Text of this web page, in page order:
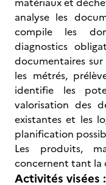
analyse les
compile les
diagnostics
documentaires
les métrés,
identifie les
valorisation des
existantes et les
planification
Les produits,
concernent tant la
Activités visées :